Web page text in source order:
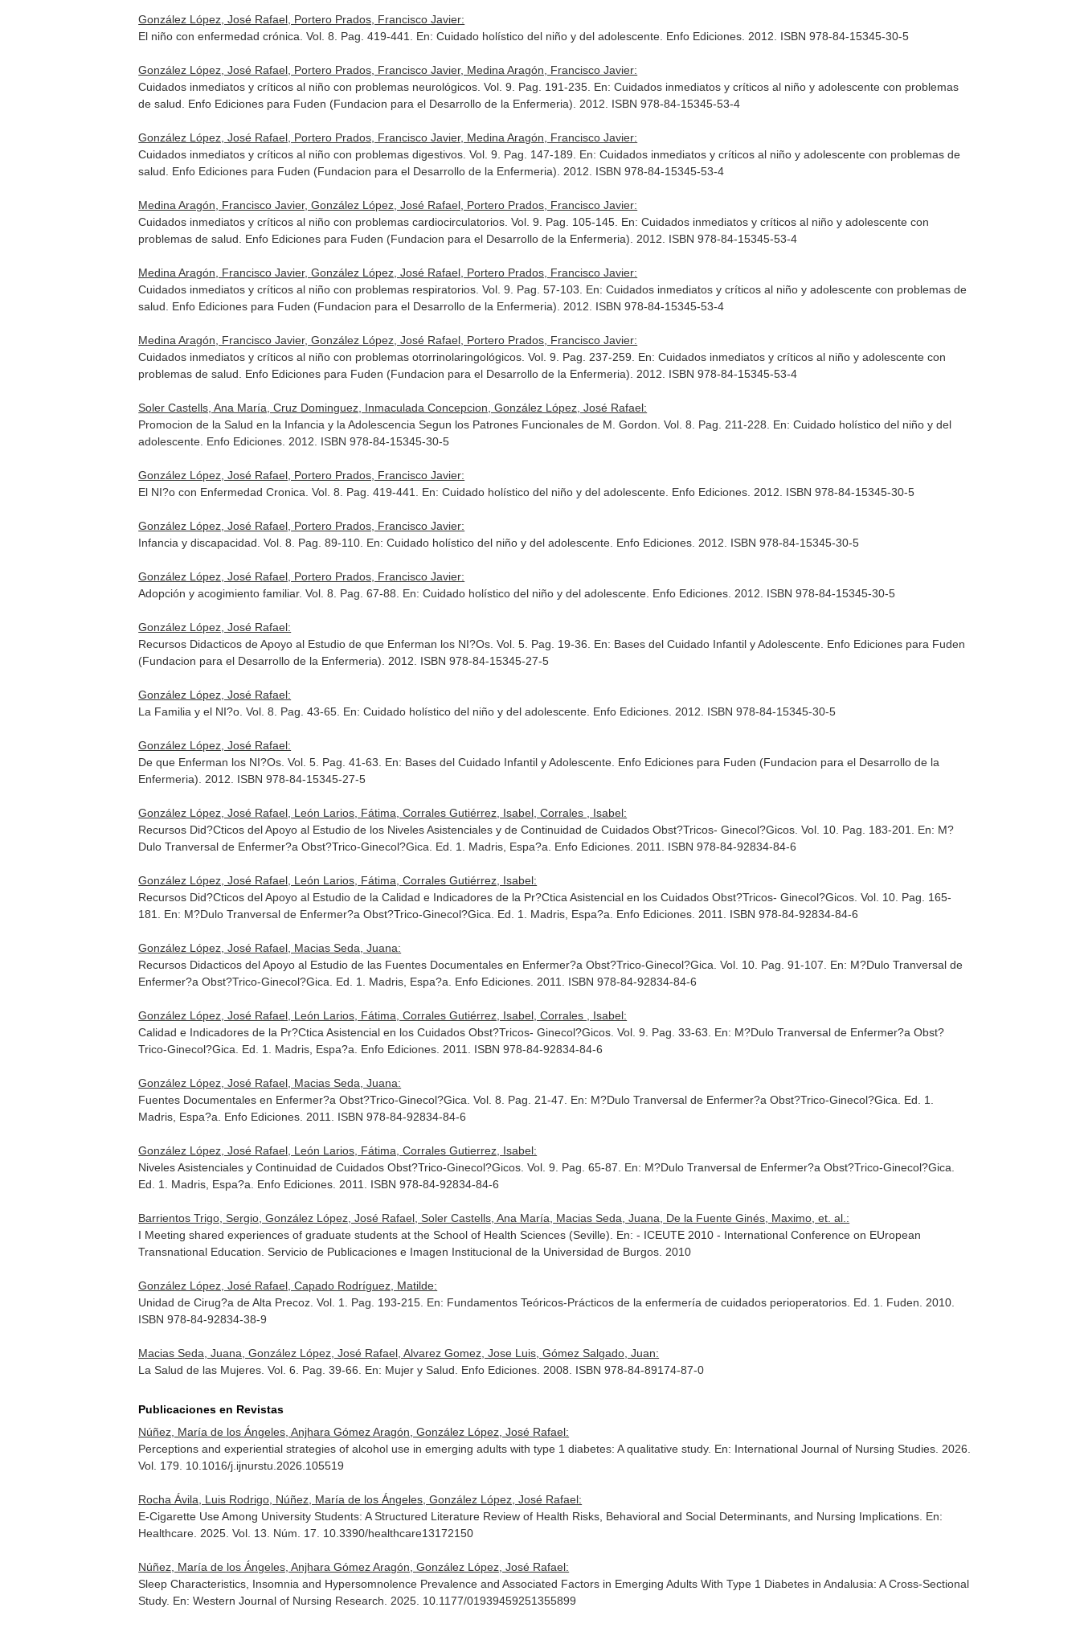
González López, José Rafael, Portero Prados, Francisco Javier:
El niño con enfermedad crónica. Vol. 8. Pag. 419-441. En: Cuidado holístico del niño y del adolescente . Enfo Ediciones. 2012. ISBN 978-84-15345-30-5
González López, José Rafael, Portero Prados, Francisco Javier, Medina Aragón, Francisco Javier:
Cuidados inmediatos y críticos al niño con problemas neurológicos. Vol. 9. Pag. 191-235. En: Cuidados inmediatos y críticos al niño y adolescente con problemas
de salud . Enfo Ediciones para Fuden (Fundacion para el Desarrollo de la Enfermeria). 2012. ISBN 978-84-15345-53-4
González López, José Rafael, Portero Prados, Francisco Javier, Medina Aragón, Francisco Javier:
Cuidados inmediatos y críticos al niño con problemas digestivos. Vol. 9. Pag. 147-189. En: Cuidados inmediatos y críticos al niño y adolescente con problemas de
salud . Enfo Ediciones para Fuden (Fundacion para el Desarrollo de la Enfermeria). 2012. ISBN 978-84-15345-53-4
Medina Aragón, Francisco Javier, González López, José Rafael, Portero Prados, Francisco Javier:
Cuidados inmediatos y críticos al niño con problemas cardiocirculatorios. Vol. 9. Pag. 105-145. En: Cuidados inmediatos y críticos al niño y adolescente con
problemas de salud . Enfo Ediciones para Fuden (Fundacion para el Desarrollo de la Enfermeria). 2012. ISBN 978-84-15345-53-4
Medina Aragón, Francisco Javier, González López, José Rafael, Portero Prados, Francisco Javier:
Cuidados inmediatos y críticos al niño con problemas respiratorios. Vol. 9. Pag. 57-103. En: Cuidados inmediatos y críticos al niño y adolescente con problemas de
salud . Enfo Ediciones para Fuden (Fundacion para el Desarrollo de la Enfermeria). 2012. ISBN 978-84-15345-53-4
Medina Aragón, Francisco Javier, González López, José Rafael, Portero Prados, Francisco Javier:
Cuidados inmediatos y críticos al niño con problemas otorrinolaringológicos. Vol. 9. Pag. 237-259. En: Cuidados inmediatos y críticos al niño y adolescente con
problemas de salud . Enfo Ediciones para Fuden (Fundacion para el Desarrollo de la Enfermeria). 2012. ISBN 978-84-15345-53-4
Soler Castells, Ana María, Cruz Dominguez, Inmaculada Concepcion, González López, José Rafael:
Promocion de la Salud en la Infancia y la Adolescencia Segun los Patrones Funcionales de M. Gordon. Vol. 8. Pag. 211-228. En: Cuidado holístico del niño y del
adolescente . Enfo Ediciones. 2012. ISBN 978-84-15345-30-5
González López, José Rafael, Portero Prados, Francisco Javier:
El NI?o con Enfermedad Cronica. Vol. 8. Pag. 419-441. En: Cuidado holístico del niño y del adolescente . Enfo Ediciones. 2012. ISBN 978-84-15345-30-5
González López, José Rafael, Portero Prados, Francisco Javier:
Infancia y discapacidad. Vol. 8. Pag. 89-110. En: Cuidado holístico del niño y del adolescente . Enfo Ediciones. 2012. ISBN 978-84-15345-30-5
González López, José Rafael, Portero Prados, Francisco Javier:
Adopción y acogimiento familiar. Vol. 8. Pag. 67-88. En: Cuidado holístico del niño y del adolescente . Enfo Ediciones. 2012. ISBN 978-84-15345-30-5
González López, José Rafael:
Recursos Didacticos de Apoyo al Estudio de que Enferman los NI?Os. Vol. 5. Pag. 19-36. En: Bases del Cuidado Infantil y Adolescente . Enfo Ediciones para Fuden
(Fundacion para el Desarrollo de la Enfermeria). 2012. ISBN 978-84-15345-27-5
González López, José Rafael:
La Familia y el NI?o. Vol. 8. Pag. 43-65. En: Cuidado holístico del niño y del adolescente . Enfo Ediciones. 2012. ISBN 978-84-15345-30-5
González López, José Rafael:
De que Enferman los NI?Os. Vol. 5. Pag. 41-63. En: Bases del Cuidado Infantil y Adolescente . Enfo Ediciones para Fuden (Fundacion para el Desarrollo de la
Enfermeria). 2012. ISBN 978-84-15345-27-5
González López, José Rafael, León Larios, Fátima, Corrales Gutiérrez, Isabel, Corrales , Isabel:
Recursos Did?Cticos del Apoyo al Estudio de los Niveles Asistenciales y de Continuidad de Cuidados Obst?Tricos- Ginecol?Gicos. Vol. 10. Pag. 183-201. En: M?
Dulo Tranversal de Enfermer?a Obst?Trico-Ginecol?Gica . Ed. 1. Madris, Espa?a. Enfo Ediciones. 2011. ISBN 978-84-92834-84-6
González López, José Rafael, León Larios, Fátima, Corrales Gutiérrez, Isabel:
Recursos Did?Cticos del Apoyo al Estudio de la Calidad e Indicadores de la Pr?Ctica Asistencial en los Cuidados Obst?Tricos- Ginecol?Gicos. Vol. 10. Pag. 165-
181. En: M?Dulo Tranversal de Enfermer?a Obst?Trico-Ginecol?Gica . Ed. 1. Madris, Espa?a. Enfo Ediciones. 2011. ISBN 978-84-92834-84-6
González López, José Rafael, Macias Seda, Juana:
Recursos Didacticos del Apoyo al Estudio de las Fuentes Documentales en Enfermer?a Obst?Trico-Ginecol?Gica. Vol. 10. Pag. 91-107. En: M?Dulo Tranversal de
Enfermer?a Obst?Trico-Ginecol?Gica . Ed. 1. Madris, Espa?a. Enfo Ediciones. 2011. ISBN 978-84-92834-84-6
González López, José Rafael, León Larios, Fátima, Corrales Gutiérrez, Isabel, Corrales , Isabel:
Calidad e Indicadores de la Pr?Ctica Asistencial en los Cuidados Obst?Tricos- Ginecol?Gicos. Vol. 9. Pag. 33-63. En: M?Dulo Tranversal de Enfermer?a Obst?
Trico-Ginecol?Gica . Ed. 1. Madris, Espa?a. Enfo Ediciones. 2011. ISBN 978-84-92834-84-6
González López, José Rafael, Macias Seda, Juana:
Fuentes Documentales en Enfermer?a Obst?Trico-Ginecol?Gica. Vol. 8. Pag. 21-47. En: M?Dulo Tranversal de Enfermer?a Obst?Trico-Ginecol?Gica . Ed. 1.
Madris, Espa?a. Enfo Ediciones. 2011. ISBN 978-84-92834-84-6
González López, José Rafael, León Larios, Fátima, Corrales Gutierrez, Isabel:
Niveles Asistenciales y Continuidad de Cuidados Obst?Trico-Ginecol?Gicos. Vol. 9. Pag. 65-87. En: M?Dulo Tranversal de Enfermer?a Obst?Trico-Ginecol?Gica
Ed. 1. Madris, Espa?a. Enfo Ediciones. 2011. ISBN 978-84-92834-84-6
Barrientos Trigo, Sergio, González López, José Rafael, Soler Castells, Ana María, Macias Seda, Juana, De la Fuente Ginés, Maximo, et. al.:
I Meeting shared experiences of graduate students at the School of Health Sciences (Seville). En: - ICEUTE 2010 - International Conference on EUropean
Transnational Education . Servicio de Publicaciones e Imagen Institucional de la Universidad de Burgos. 2010
González López, José Rafael, Capado Rodríguez, Matilde:
Unidad de Cirug?a de Alta Precoz. Vol. 1. Pag. 193-215. En: Fundamentos Teóricos-Prácticos de la enfermería de cuidados perioperatorios . Ed. 1. Fuden. 2010.
ISBN 978-84-92834-38-9
Macias Seda, Juana, González López, José Rafael, Alvarez Gomez, Jose Luis, Gómez Salgado, Juan:
La Salud de las Mujeres. Vol. 6. Pag. 39-66. En: Mujer y Salud . Enfo Ediciones. 2008. ISBN 978-84-89174-87-0
Publicaciones en Revistas
Núñez, María de los Ángeles, Anjhara Gómez Aragón, González López, José Rafael:
Perceptions and experiential strategies of alcohol use in emerging adults with type 1 diabetes: A qualitative study. En: International Journal of Nursing Studies . 2026.
Vol. 179. 10.1016/j.ijnurstu.2026.105519
Rocha Ávila, Luis Rodrigo, Núñez, María de los Ángeles, González López, José Rafael:
E-Cigarette Use Among University Students: A Structured Literature Review of Health Risks, Behavioral and Social Determinants, and Nursing Implications. En:
Healthcare . 2025. Vol. 13. Núm. 17. 10.3390/healthcare13172150
Núñez, María de los Ángeles, Anjhara Gómez Aragón, González López, José Rafael:
Sleep Characteristics, Insomnia and Hypersomnolence Prevalence and Associated Factors in Emerging Adults With Type 1 Diabetes in Andalusia: A Cross-Sectional
Study. En: Western Journal of Nursing Research . 2025. 10.1177/01939459251355899